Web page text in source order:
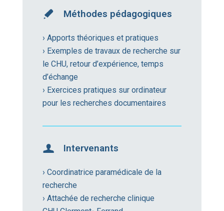
Méthodes pédagogiques
› Apports théoriques et pratiques
› Exemples de travaux de recherche sur
le CHU, retour d’expérience, temps
d’échange
› Exercices pratiques sur ordinateur
pour les recherches documentaires
Intervenants
› Coordinatrice paramédicale de la
recherche
› Attachée de recherche clinique